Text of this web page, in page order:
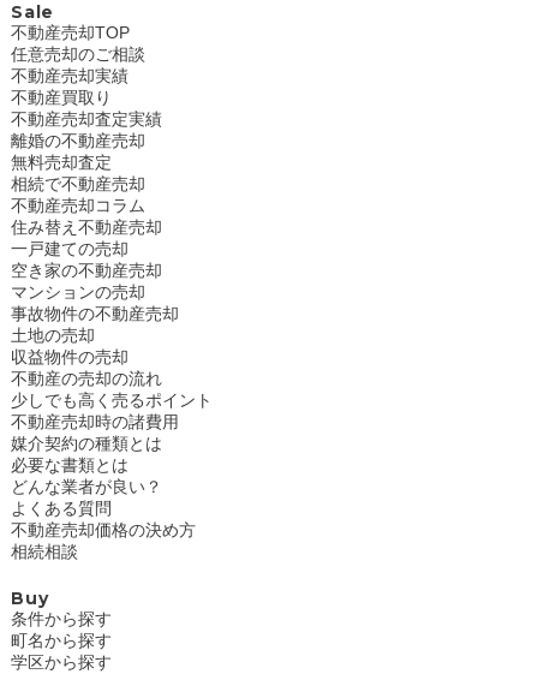
Sale
不動産売却TOP
任意売却のご相談
不動産売却実績
不動産買取り
不動産売却査定実績
離婚の不動産売却
無料売却査定
相続で不動産売却
不動産売却コラム
住み替え不動産売却
一戸建ての売却
空き家の不動産売却
マンションの売却
事故物件の不動産売却
土地の売却
収益物件の売却
不動産の売却の流れ
少しでも高く売るポイント
不動産売却時の諸費用
媒介契約の種類とは
必要な書類とは
どんな業者が良い？
よくある質問
不動産売却価格の決め方
相続相談
Buy
条件から探す
町名から探す
学区から探す